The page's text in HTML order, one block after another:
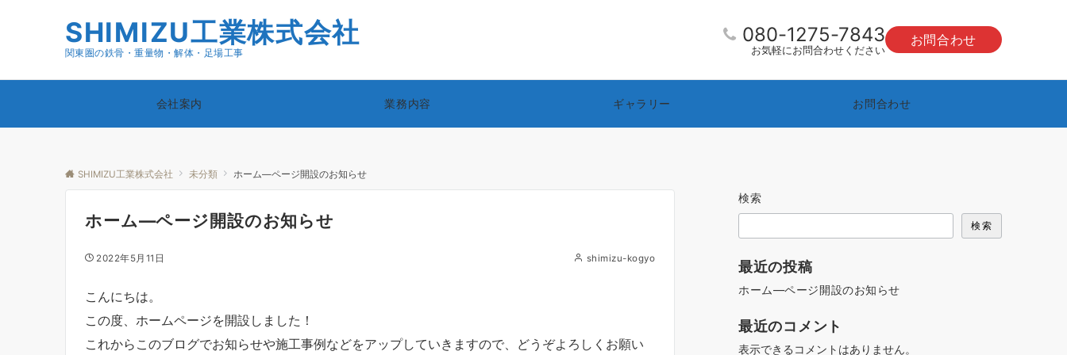
SHIMIZU工業株式会社
関東圏の鉄骨・重量物・解体・足場工事
080-1275-7843
お気軽にお問合わせください
お問合わせ
会社案内 業務内容 ギャラリー お問合わせ
SHIMIZU工業株式会社 未分類 ホーム―ページ開設のお知らせ
ホーム―ページ開設のお知らせ
2022年5月11日 shimizu-kogyo
こんにちは。
この度、ホームページを開設しました！
これからこのブログでお知らせや施工事例などをアップしていきますので、どうぞよろしくお願い
検索
検索
最近の投稿
ホーム―ページ開設のお知らせ
最近のコメント
表示できるコメントはありません。